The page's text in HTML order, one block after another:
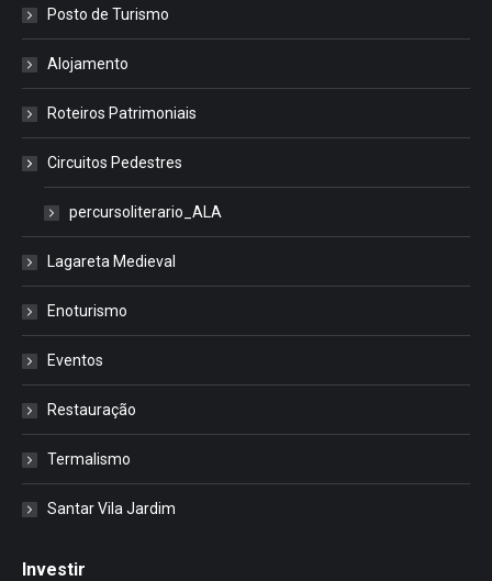
Posto de Turismo
Alojamento
Roteiros Patrimoniais
Circuitos Pedestres
percursoliterario_ALA
Lagareta Medieval
Enoturismo
Eventos
Restauração
Termalismo
Santar Vila Jardim
Investir